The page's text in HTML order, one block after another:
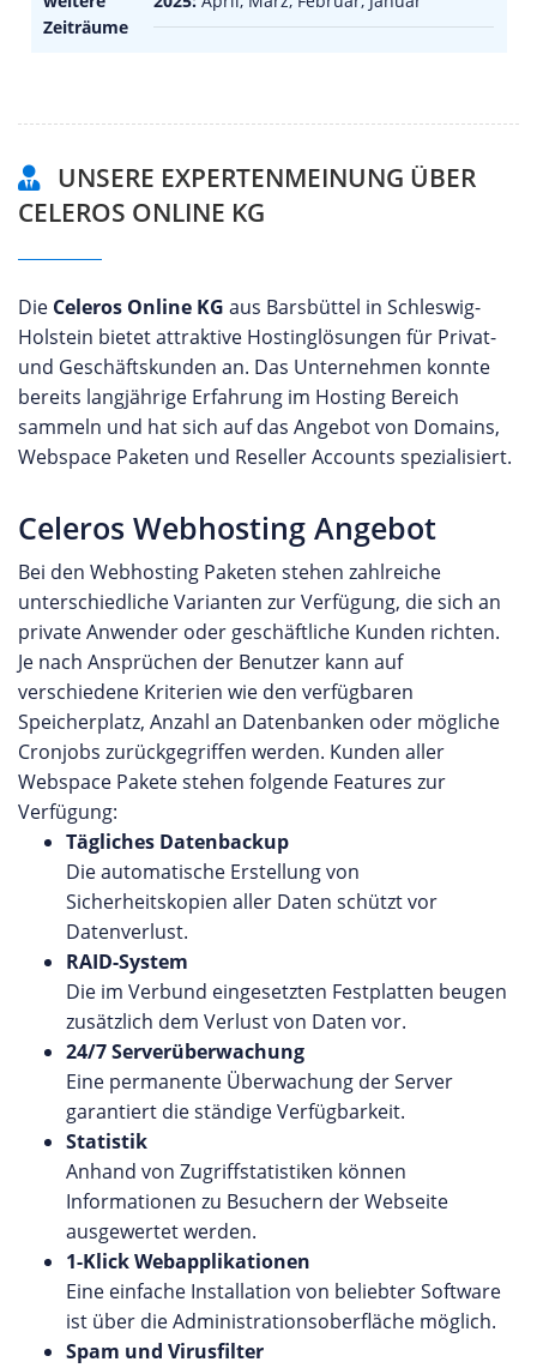
Zeiträume
UNSERE EXPERTENMEINUNG ÜBER
CELEROS ONLINE KG
Die Celeros Online KG aus Barsbüttel in Schleswig-
Holstein bietet attraktive Hostinglösungen für Privat-
und Geschäftskunden an. Das Unternehmen konnte
bereits langjährige Erfahrung im Hosting Bereich
sammeln und hat sich auf das Angebot von Domains,
Webspace Paketen und Reseller Accounts spezialisiert.
Celeros Webhosting Angebot
Bei den Webhosting Paketen stehen zahlreiche
unterschiedliche Varianten zur Verfügung, die sich an
private Anwender oder geschäftliche Kunden richten.
Je nach Ansprüchen der Benutzer kann auf
verschiedene Kriterien wie den verfügbaren
Speicherplatz, Anzahl an Datenbanken oder mögliche
Cronjobs zurückgegriffen werden. Kunden aller
Webspace Pakete stehen folgende Features zur
Verfügung:
Tägliches Datenbackup
Die automatische Erstellung von
Sicherheitskopien aller Daten schützt vor
Datenverlust.
RAID-System
Die im Verbund eingesetzten Festplatten beugen
zusätzlich dem Verlust von Daten vor.
24/7 Serverüberwachung
Eine permanente Überwachung der Server
garantiert die ständige Verfügbarkeit.
Statistik
Anhand von Zugriffstatistiken können
Informationen zu Besuchern der Webseite
ausgewertet werden.
1-Klick Webapplikationen
Eine einfache Installation von beliebter Software
ist über die Administrationsoberfläche möglich.
Spam und Virusfilter